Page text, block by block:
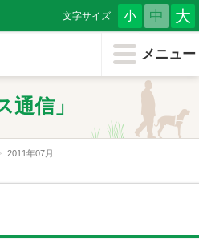
メニュー
文字サイズ 小 中 大
メニューを閉じる
会について
導犬を知る
通信」
2011年07月